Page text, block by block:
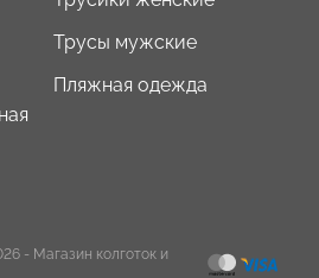
Трусы мужские
Пляжная одежда
- Магазин колготок и